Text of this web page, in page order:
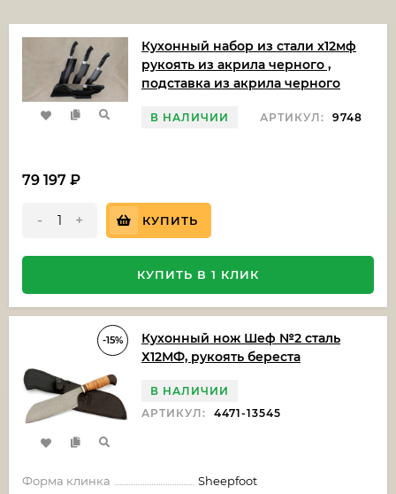
Кухонный набор из стали х12мф
рукоять из акрила черного ,
подставка из акрила черного
В НАЛИЧИИ АРТИКУЛ: 9748
79 197 ₽
- + КУПИТЬ
КУПИТЬ В 1 КЛИК
-15%
Кухонный нож Шеф №2 сталь
Х12МФ, рукоять береста
В НАЛИЧИИ
АРТИКУЛ:
4471-13545
Форма клинка
Sheepfoot